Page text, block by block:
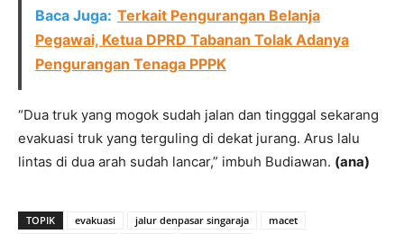
Baca Juga: Terkait Pengurangan Belanja
Pegawai, Ketua DPRD Tabanan Tolak Adanya
Pengurangan Tenaga PPPK
“Dua truk yang mogok sudah jalan dan tingggal sekarang
evakuasi truk yang terguling di dekat jurang. Arus lalu
lintas di dua arah sudah lancar,” imbuh Budiawan. (ana)
TOPIK evakuasi jalur denpasar singaraja
macet